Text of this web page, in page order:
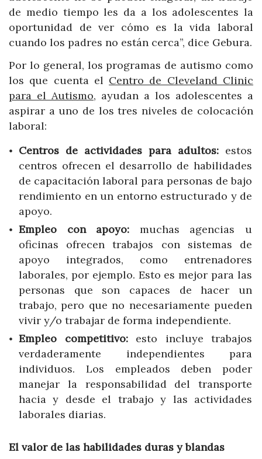
de medio tiempo les da a los adolescentes la
oportunidad de ver cómo es la vida laboral
cuando los padres no están cerca”, dice Gebura.
Por lo general, los programas de autismo como
los que cuenta el Centro de Cleveland Clinic
para el Autismo, ayudan a los adolescentes a
aspirar a uno de los tres niveles de colocación
laboral:
Centros de actividades para adultos: estos
centros ofrecen el desarrollo de habilidades
de capacitación laboral para personas de bajo
rendimiento en un entorno estructurado y de
apoyo.
Empleo con apoyo: muchas agencias u
oficinas ofrecen trabajos con sistemas de
apoyo integrados, como entrenadores
laborales, por ejemplo. Esto es mejor para las
personas que son capaces de hacer un
trabajo, pero que no necesariamente pueden
vivir y/o trabajar de forma independiente.
Empleo competitivo:esto incluye trabajos
verdaderamente independientes para
individuos. Los empleados deben poder
manejar la responsabilidad del transporte
hacia y desde el trabajo y las actividades
laborales diarias.
El valor de las habilidades duras y blandas